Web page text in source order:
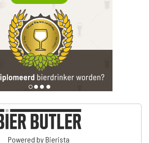
Powered by Bierista